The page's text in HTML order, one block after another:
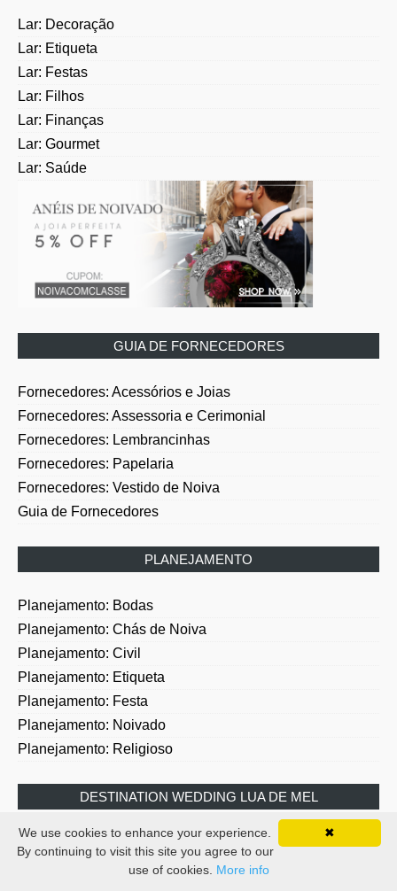
Lar: Etiqueta
Lar: Festas
Lar: Filhos
Lar: Finanças
Lar: Gourmet
Lar: Saúde
Fornecedores: Assessoria e Cerimonial
Fornecedores: Lembrancinhas
Fornecedores: Papelaria
Fornecedores: Vestido de Noiva
Guia de Fornecedores
Planejamento: Chás de Noiva
Planejamento: Civil
Planejamento: Etiqueta
Planejamento: Festa
Planejamento: Noivado
Planejamento: Religioso
Viagens: Brasil Portugal
Viagens: Destination Wedding
✖
We use cookies to enhance your experience.
By continuing to visit this site you agree to our
use of cookies. More info